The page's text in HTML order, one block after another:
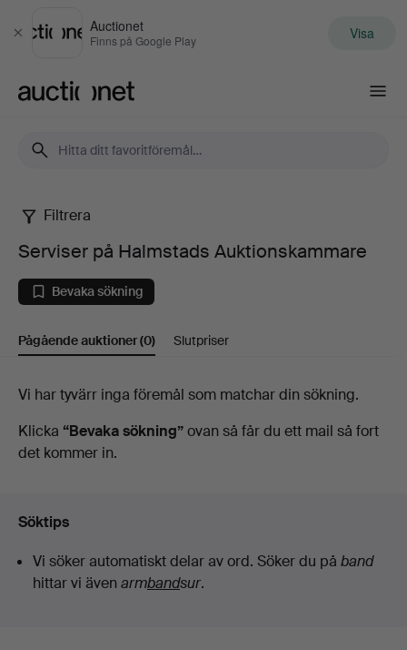
Stäng
Auctionet
Finns på Google Play Visa
Serviser
på
Halmstads
Auktionskammare
Filtrera
Serviser på Halmstads Auktionskammare
Bevaka sökning
Pågående auktioner(0) Slutpriser
Pågående
auktioner
Vi har tyvärr inga föremål som matchar din sökning.
Klicka “Bevaka sökning”ovan så får du ett mail så fort
det kommer in.
Söktips
Vi söker automatiskt delar av ord. Söker du på band
hittar vi även armbandsur.